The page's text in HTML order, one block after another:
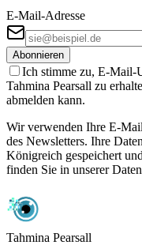
E-Mail-Adresse
Abonnieren
Ich stimme zu, E-Mail-
Tahmina Pearsall zu
abmelden kann.
Wir verwenden Ihre E-
des Newsletters. Ihre
Königreich gespeichert
finden Sie in unserer
Tahmina Pearsall